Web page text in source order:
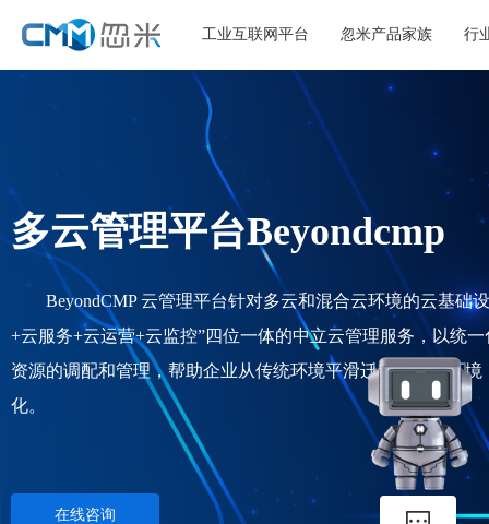
工业互联网平台 忽米产品家族 行
多云管理平台Beyondcmp
BeyondCMP 云管理平台针对多云和混合云环境的云基础
+云服务+云运营+云监控”四位一体的中立云管理服务，以统
资源的调配和管理，帮助企业从传统环境平滑迁移到多云环
化。
在线咨询